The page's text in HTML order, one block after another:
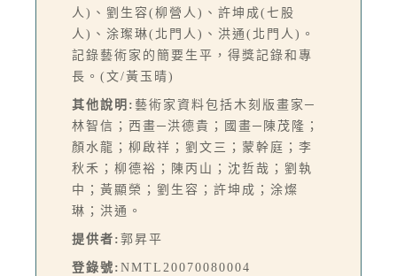
人)、劉生容(柳營人)、許坤成(七股
人)、涂璨琳(北門人)、洪通(北門人)。
記錄藝術家的簡要生平，得獎記錄和專
長。(文/黃玉晴)
其他說明: 藝術家資料包括木刻版畫家─
林智信；西畫─洪德貴；國畫─陳茂隆；
顏水龍；柳啟祥；劉文三；蒙幹庭；李
秋禾；柳德裕；陳丙山；沈哲哉；劉執
中；黃顯榮；劉生容；許坤成；涂燦
琳；洪通。
提供者: 郭昇平
登錄號: NMTL20070080004